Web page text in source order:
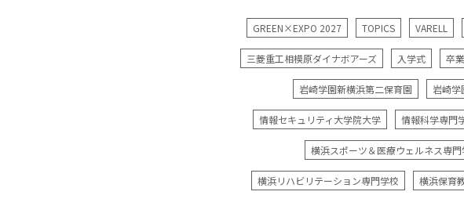
GREEN×EXPO 2027 TOPICS VARELL
三菱重工相模原ダイナボアーズ 入学式 卒
岩崎学園新横浜第二保育園 岩崎学
情報セキュリティ大学院大学 情報科学専門
横浜スポーツ＆医療ウェルネス専門
横浜リハビリテーション専門学校 横浜保育